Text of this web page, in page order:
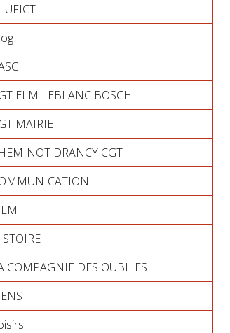
UFICT
ELM LEBLANC BOSCH
MAIRIE
DRANCY CGT
COMPAGNIE DES OUBLIES